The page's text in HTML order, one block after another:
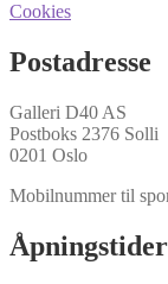
Cookies
Postadresse
Galleri D40 AS
Postboks 2376 Solli
0201 Oslo
Mobilnummer til
Åpningstider